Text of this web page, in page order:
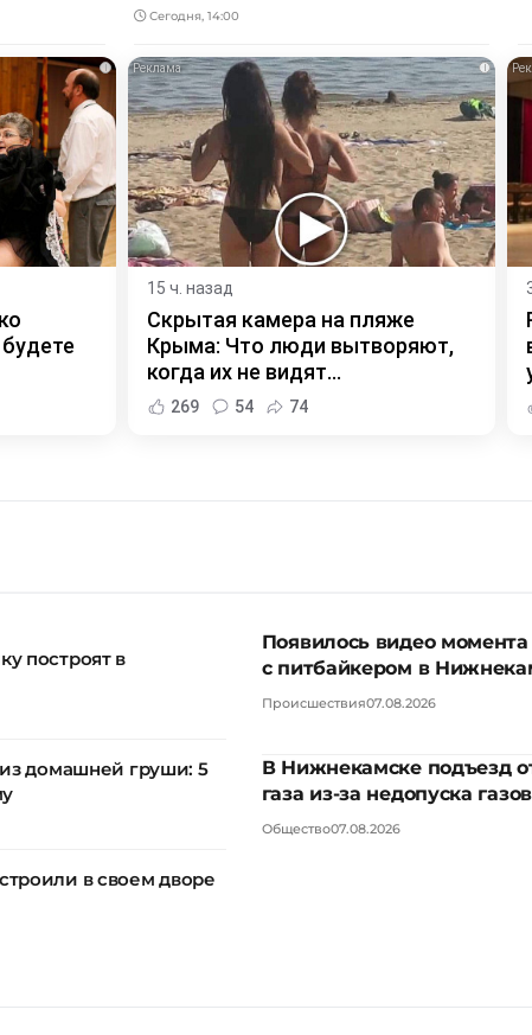
Сегодня, 14:00
i i
15 ч. назад
Скрытая камера на пляже
Крыма: Что люди вытворяют,
когда их не видят...
269 54 74
построят в
домашней груши: 5
в своем дворе
Появилось видео
с питбайкером в
Происшествия07.08.2026
В Нижнекамске подъезд
газа из-за недопуска
Общество07.08.2026